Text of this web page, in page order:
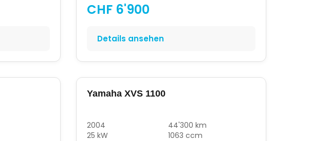
CHF 6'900
Details ansehen
Yamaha XVS 1100
2004
44'300 km
25 kW
1063 ccm